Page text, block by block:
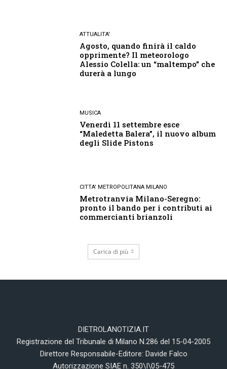
ATTUALITA'
Agosto, quando finirà il caldo
opprimente? Il meteorologo
Alessio Colella: un “maltempo” che
durerà a lungo
MUSICA
Venerdì 11 settembre esce
“Maledetta Balera”, il nuovo album
degli Slide Pistons
CITTA' METROPOLITANA MILANO
Metrotranvia Milano-Seregno:
pronto il bando per i contributi ai
commercianti brianzoli
Carica di più
DIETROLANOTIZIA.IT
Registrazione del Tribunale di Milano N.286 del 15-04-2005
Direttore Responsabile-Editore: Davide Falco
Autorizzazione SIAE n. 350\I\05-475